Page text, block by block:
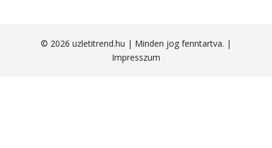
© 2026 uzletitrend.hu | Minden jog fenntartva. |
Impresszum